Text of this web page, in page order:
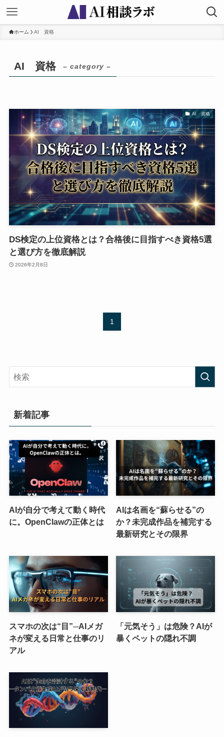
ホーム AI 資格
AI 資格 – category –
AI 資格
DS検定の上位資格とは？合格後に目指すべき資格5選
と選び方を徹底解説
2026年2月8日
1
新着記事
AIが自分で考えて動く時代
に。OpenClawの正体とは
AIは名画を“蘇らせる”の
か？未完成作品を補完する
最新研究とその限界
スマホの次は“目”─AIメガ
ネが変える日常と仕事のリ
アル
「元気そう」は危険？AIが
暴くペットの隠れ不調